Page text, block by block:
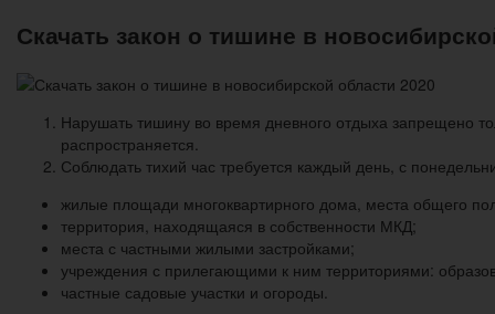
Скачать закон о тишине в
Нарушать тишину во время дневного отдыха запрещено
распространяется.
Соблюдать тихий час требуется каждый день, с
жилые площади многоквартирного дома, места общего
территория, находящаяся в собственности МКД;
места с частными жилыми застройками;
учреждения с прилегающими к ним территориями:
частные садовые участки и огороды.